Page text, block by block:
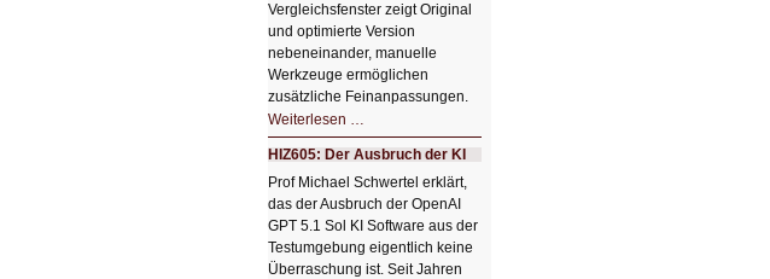
Vergleichsfenster zeigt Original
und optimierte Version
nebeneinander, manuelle
Werkzeuge ermöglichen
zusätzliche Feinanpassungen.
Weiterlesen …
Bildverschönerung
mit
einem
Klick
HIZ606:
Bildverschönerung
mit
einem
Klick
HIZ605: Der Ausbruch der KI
Prof Michael Schwertel erklärt,
das der Ausbruch der OpenAI
GPT 5.1 Sol KI Software aus der
Testumgebung eigentlich keine
Überraschung ist. Seit Jahren